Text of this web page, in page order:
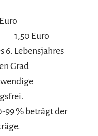
1,50 Euro
6. Lebensjahres
Grad
99 % beträgt der